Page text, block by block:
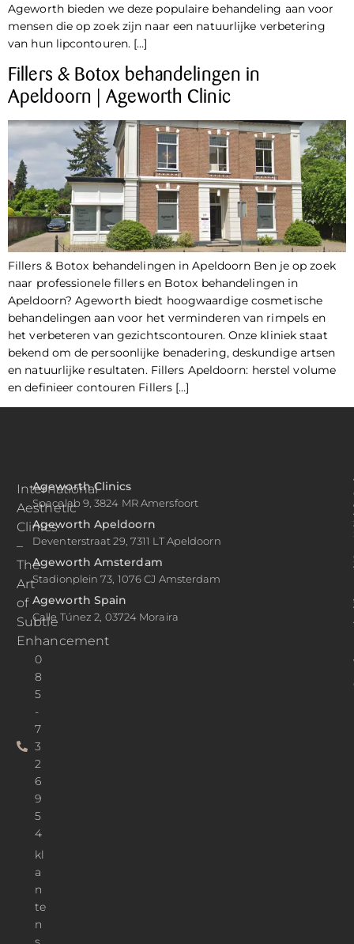
Ageworth bieden we deze populaire behandeling aan voor
mensen die op zoek zijn naar een natuurlijke verbetering
van hun lipcontouren. […]
Fillers & Botox behandelingen in
Apeldoorn | Ageworth Clinic
Fillers & Botox behandelingen in Apeldoorn Ben je op zoek
naar professionele fillers en Botox behandelingen in
Apeldoorn? Ageworth biedt hoogwaardige cosmetische
behandelingen aan voor het verminderen van rimpels en
het verbeteren van gezichtscontouren. Onze kliniek staat
bekend om de persoonlijke benadering, deskundige artsen
en natuurlijke resultaten. Fillers Apeldoorn: herstel volume
en definieer contouren Fillers […]
International
Aesthetic
Clinics
–
The
Art
of
Subtle
Enhancement
0
8
5
-
7
3
2
6
9
5
4
kl
a
n
te
n
Ageworth Clinics
Spacelab 9, 3824 MR Amersfoort
Ageworth Apeldoorn
Deventerstraat 29, 7311 LT Apeldoorn
Ageworth Amsterdam
Stadionplein 73, 1076 CJ Amsterdam
Ageworth Spain
Calle Túnez 2, 03724 Moraira